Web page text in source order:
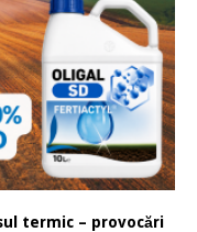
termic – provocări